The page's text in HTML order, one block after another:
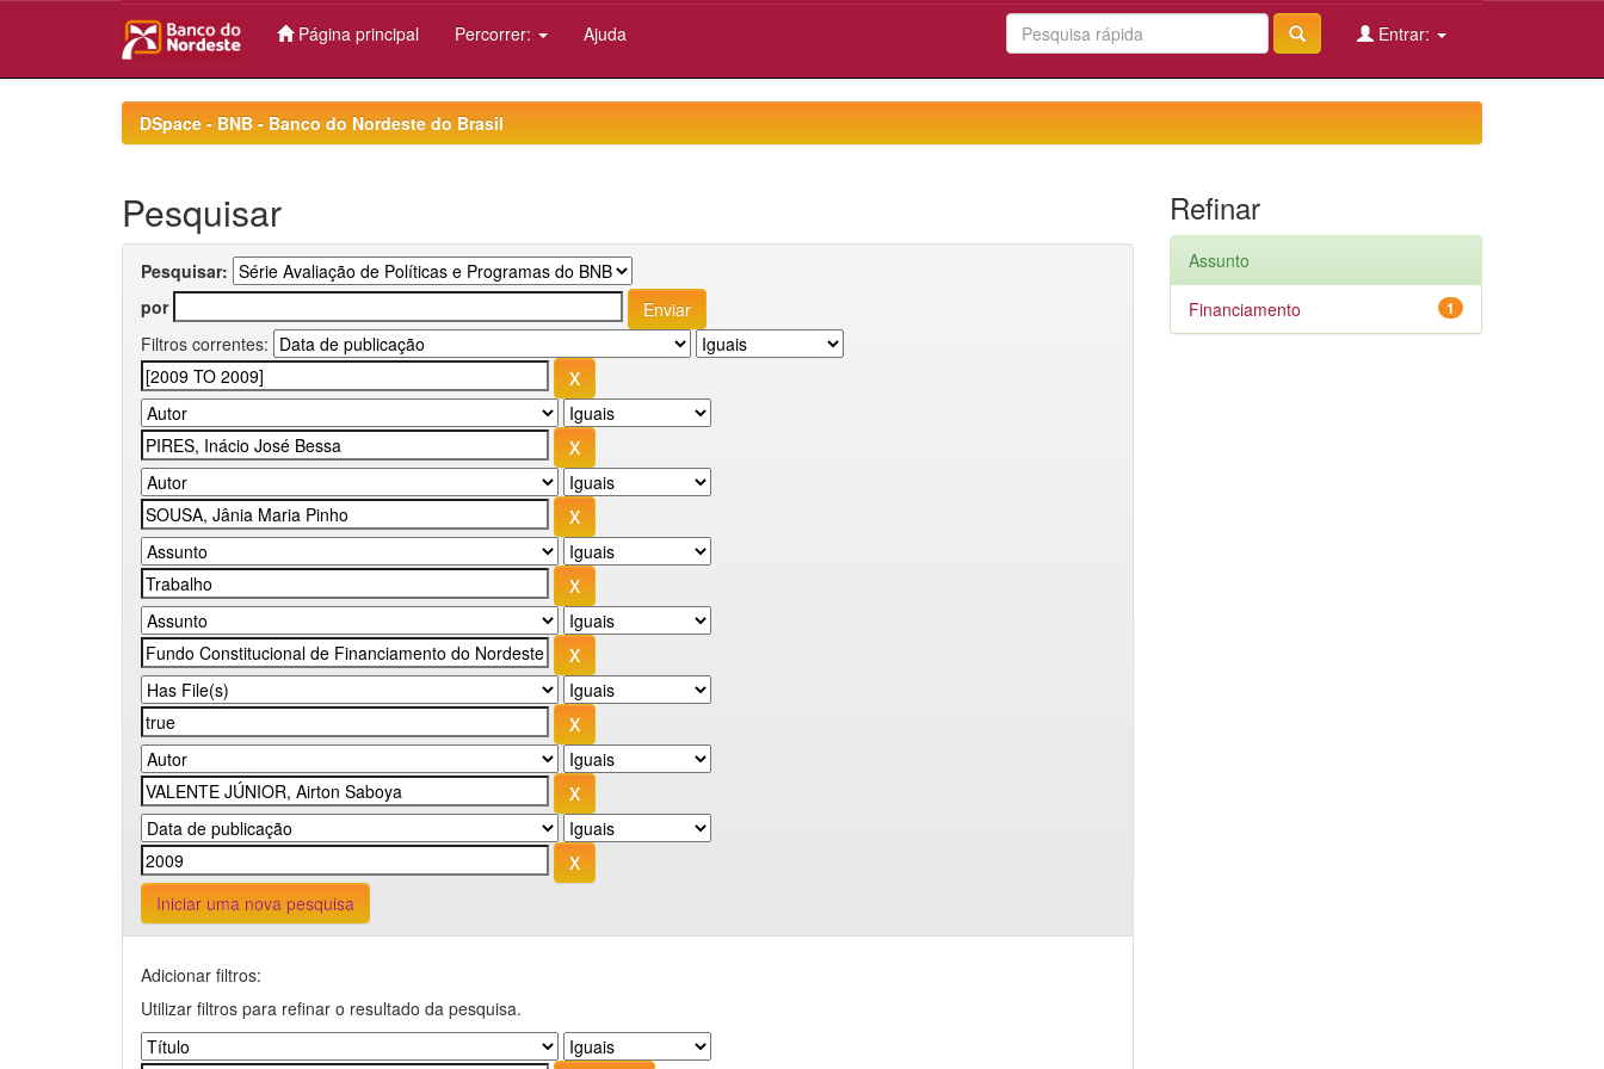
Página principal Percorrer: Ajuda Entrar:
DSpace - BNB - Banco do Nordeste do Brasil
Pesquisar
Pesquisar:
por
Filtros correntes:
Iniciar uma nova pesquisa
Adicionar filtros:
Utilizar filtros para refinar o resultado da pesquisa.
Refinar
Assunto
1
Financiamento